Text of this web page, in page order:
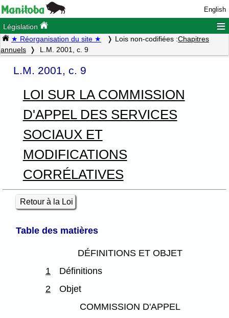
English
Législation ≡
★ Réorganisation du site ★ Lois non-codifiées :Chapitres
annuels
L.M. 2001, c. 9
L.M. 2001, c. 9
LOI SUR LA COMMISSION
D'APPEL DES SERVICES
SOCIAUX ET
MODIFICATIONS
CORRÉLATIVES
Retour à la Loi
Table des matières
DÉFINITIONS ET OBJET
1
Définitions
2
Objet
COMMISSION D'APPEL